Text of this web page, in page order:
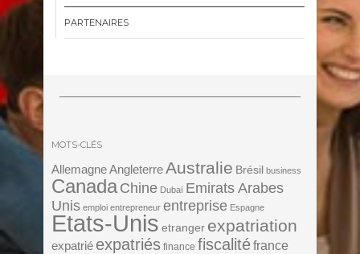
PARTENAIRES
MOTS-CLÉS
Allemagne AngleterreAustralie Brésil business
Canada Chine Dubaï Emirats Arabes
Unis emploi entrepreneur entreprise Espagne
Etats-Unis etranger expatriation
expatrié expatriés finance fiscalitéfrance